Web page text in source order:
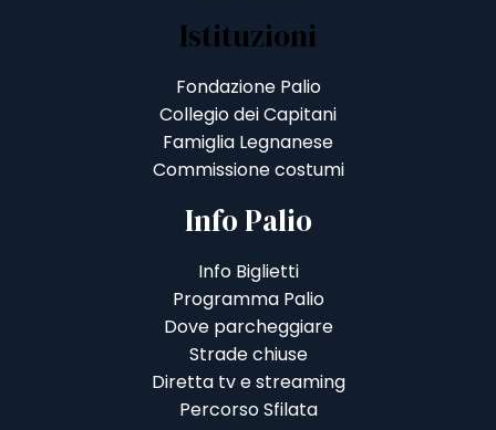
Istituzioni
Fondazione Palio
Collegio dei Capitani
Famiglia Legnanese
Commissione costumi
Info Palio
Info Biglietti
Programma Palio
Dove parcheggiare
Strade chiuse
Diretta tv e streaming
Percorso Sfilata